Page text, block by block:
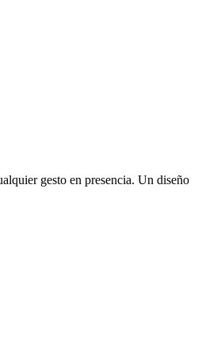
gesto en presencia. Un diseño